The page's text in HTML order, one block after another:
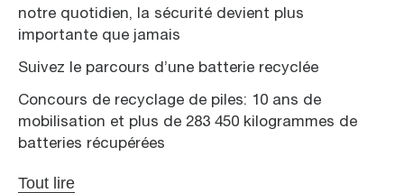
notre quotidien, la sécurité devient plus
importante que jamais
Suivez le parcours d’une batterie recyclée
Concours de recyclage de piles: 10 ans de
mobilisation et plus de 283 450 kilogrammes de
batteries récupérées
Tout lire